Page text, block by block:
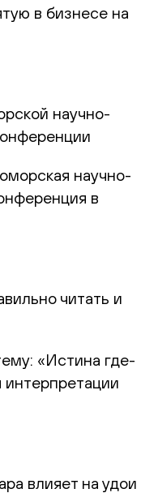
в бизнесе на
научно-
научно-
в
читать и
«Истина где-
интерпретации
влияет на удои